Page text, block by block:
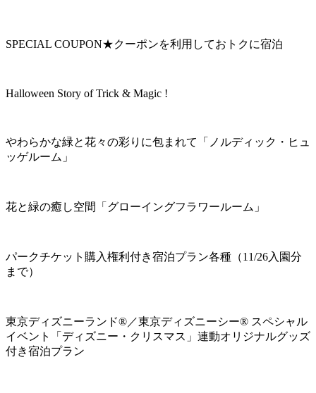
SPECIAL COUPON★クーポンを利用しておトクに宿泊
Halloween Story of Trick & Magic !
やわらかな緑と花々の彩りに包まれて「ノルディック・ヒュ
ッゲルーム」
花と緑の癒し空間「グローイングフラワールーム」
パークチケット購入権利付き宿泊プラン各種（11/26入園分
まで）
東京ディズニーランド®／東京ディズニーシー® スペシャル
イベント「ディズニー・クリスマス」連動オリジナルグッズ
付き宿泊プラン